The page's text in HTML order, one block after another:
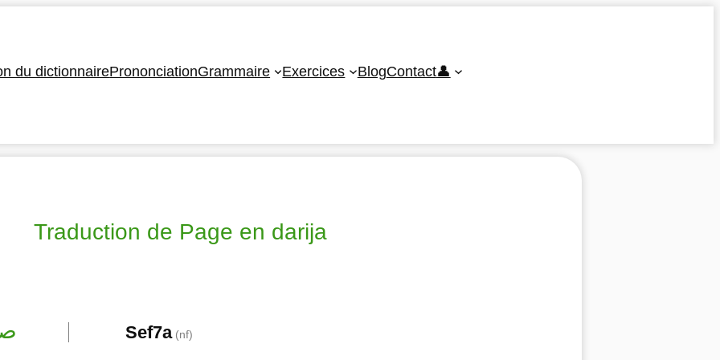
du dictionnairePrononciationGrammaire Exercices BlogContact👤
Traduction de Page en darija
Sef7a(nf)